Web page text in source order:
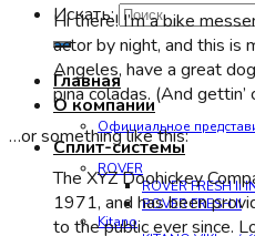
Искать:
Главная
О компании
Официальное
Сплит-системы
ROVER
ROVER FRESH II
ROVER FRESH II
Kitano
Hi there! I’m a bike
actor by night, and this is
Angeles, have a great
piña coladas. (And gettin’
…or something like this:
The XYZ Doohickey
1971, and has been
to the public ever since.